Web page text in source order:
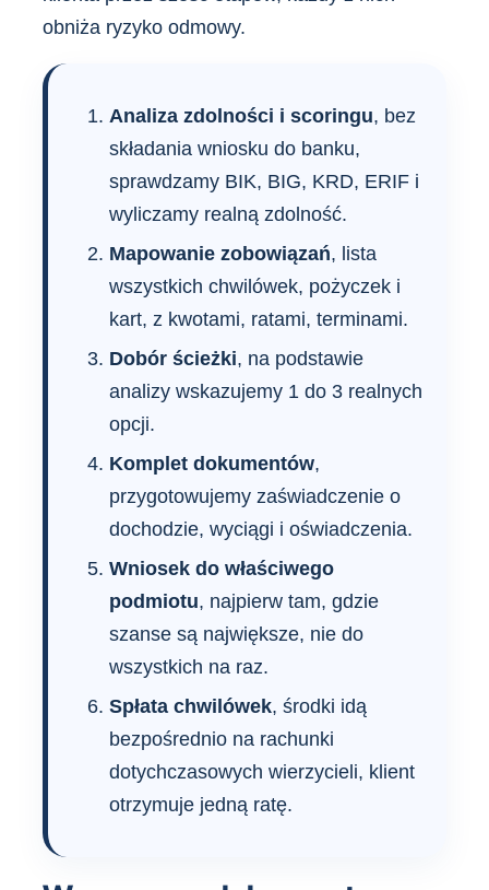
obniża ryzyko odmowy.
Analiza zdolności i scoringu, bez
składania wniosku do banku,
sprawdzamy BIK, BIG, KRD, ERIF i
wyliczamy realną zdolność.
Mapowanie zobowiązań, lista
wszystkich chwilówek, pożyczek i
kart, z kwotami, ratami, terminami.
Dobór ścieżki, na podstawie
analizy wskazujemy 1 do 3 realnych
opcji.
Komplet dokumentów,
przygotowujemy zaświadczenie o
dochodzie, wyciągi i oświadczenia.
Wniosek do właściwego
podmiotu, najpierw tam, gdzie
szanse są największe, nie do
wszystkich na raz.
Spłata chwilówek, środki idą
bezpośrednio na rachunki
dotychczasowych wierzycieli, klient
otrzymuje jedną ratę.